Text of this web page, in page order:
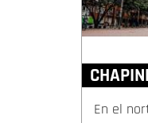
En el